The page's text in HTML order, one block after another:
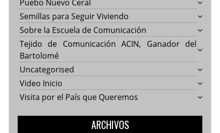
Puebo Nuevo Ceral
Semillas para Seguir Viviendo
Sobre la Escuela de Comunicación
Tejido de Comunicación ACIN, Ganador del
Bartolomé
Uncategorised
Video Inicio
Visita por el País que Queremos
ARCHIVOS